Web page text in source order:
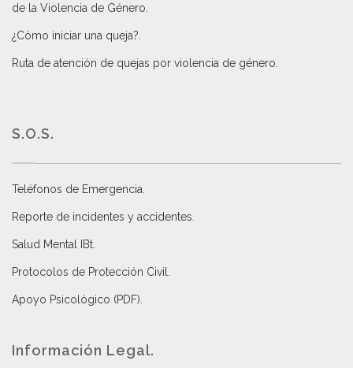
de la Violencia de Género
¿Cómo iniciar una queja?
Ruta de atención de quejas por violencia de género
S.O.S.
Teléfonos de Emergencia.
Reporte de incidentes y accidentes
Salud Mental IBt
Protocolos de Protección Civil
Apoyo Psicológico (PDF)
Información Legal.